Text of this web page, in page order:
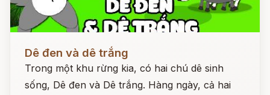
Dê đen và dê trắng
Trong một khu rừng kia, có hai chú dê sinh
sống, Dê đen và Dê trắng. Hàng ngày, cả hai